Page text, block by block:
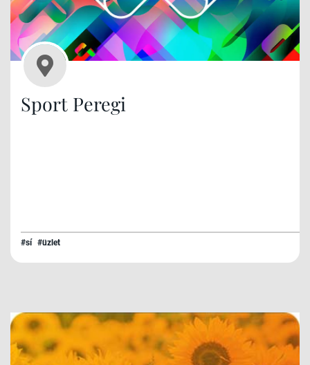
Sport Peregi
#sí #üzlet